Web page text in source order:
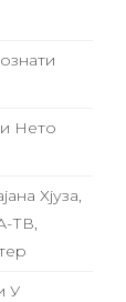
Нето
Хјуза,
ТВ,
У